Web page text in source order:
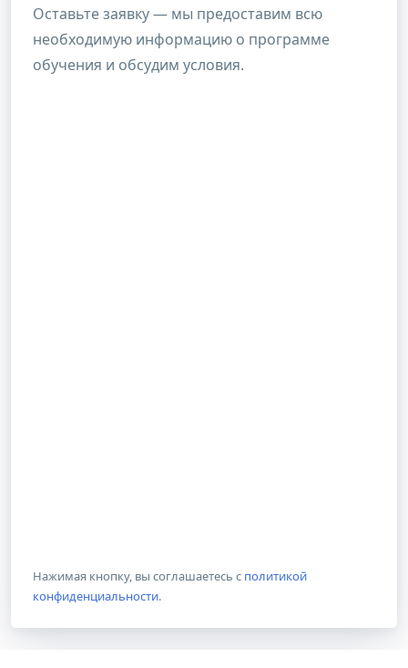
Оставьте заявку — мы предоставим всю
необходимую информацию о программе
обучения и обсудим условия.
Нажимая кнопку, вы соглашаетесь с политикой
конфиденциальности.